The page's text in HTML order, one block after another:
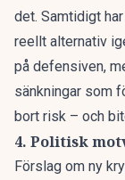
det. Samtidigt
reellt alternativ
på defensiven,
sänkningar som
bort risk – och
4. Politisk
Förslag om ny